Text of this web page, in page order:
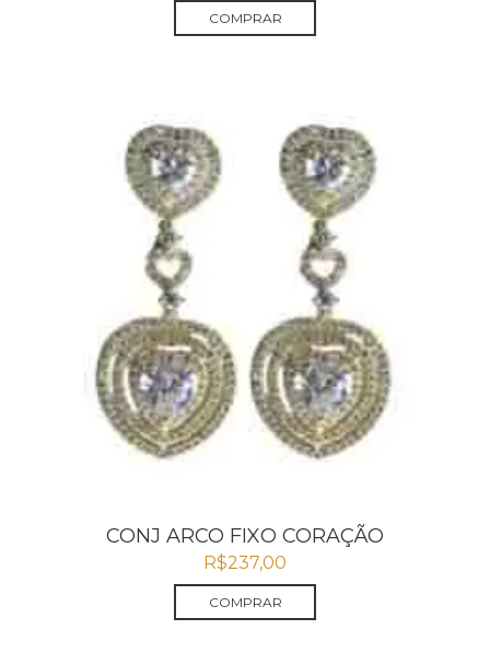
COMPRAR
CONJ ARCO FIXO CORAÇÃO
R$237,00
COMPRAR